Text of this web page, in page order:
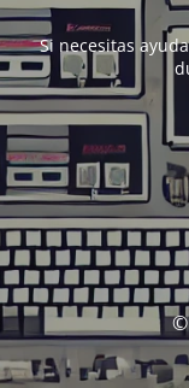
Si necesitas
©